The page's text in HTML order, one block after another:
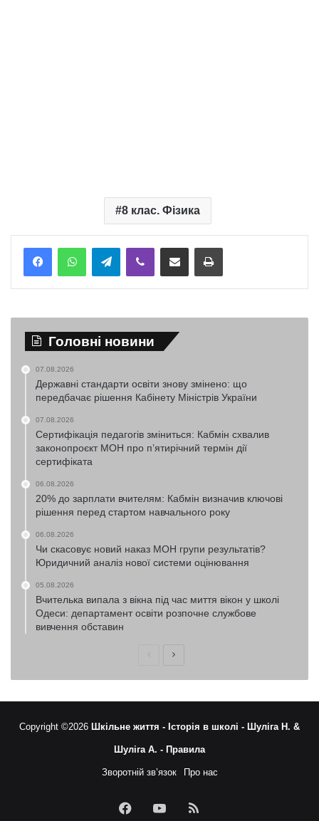
8 клас. Фізика
TelegramViber Надіслати електронною поштоюНадрукувати
Головні новини
07.08.2026
Державні стандарти освіти знову змінено: що
передбачає рішення Кабінету Міністрів України
07.08.2026
Сертифікація педагогів зміниться: Кабмін схвалив
законопроєкт МОН про п’ятирічний термін дії
сертифіката
06.08.2026
20% до зарплати вчителям: Кабмін визначив ключові
рішення перед стартом навчального року
06.08.2026
Чи скасовує новий наказ МОН групи результатів?
Юридичний аналіз нової системи оцінювання
05.08.2026
Вчителька випала з вікна під час миття вікон у школі
Одеси: департамент освіти розпочне службове
вивчення обставин
ПопередняНаступна
Copyright ©2026 Шкільне життя - Історія в школі - Шуліга Н. &
Шуліга А. - Правила
Зворотній зв’язок Про нас
FacebookYouTubeRSS